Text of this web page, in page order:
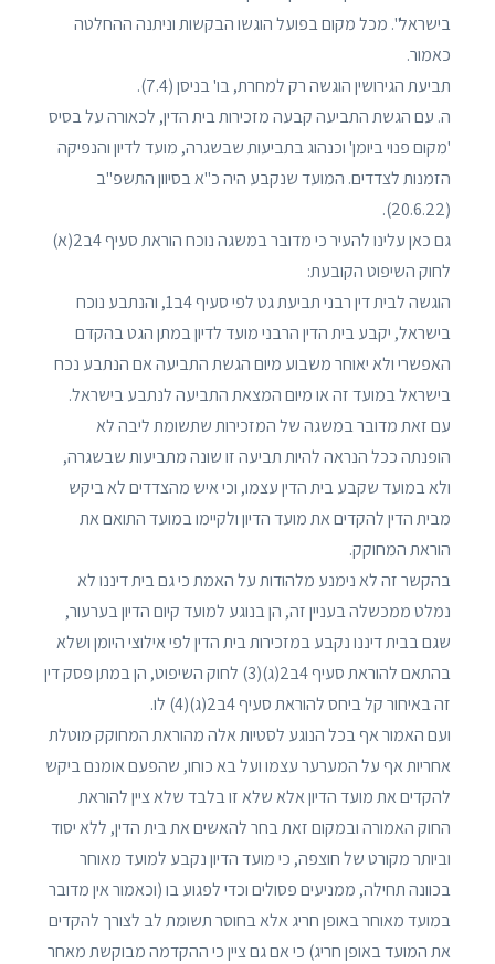
בישראל". מכל מקום בפועל הוגשו הבקשות וניתנה ההחלטה
כאמור.
תביעת הגירושין הוגשה רק למחרת, בו' בניסן (7.4).
ה. עם הגשת התביעה קבעה מזכירות בית הדין, לכאורה על בסיס
'מקום פנוי ביומן' וכנהוג בתביעות שבשגרה, מועד לדיון והנפיקה
הזמנות לצדדים. המועד שנקבע היה כ"א בסיוון התשפ"ב
(20.6.22).
גם כאן עלינו להעיר כי מדובר במשגה נוכח הוראת סעיף 4ב2(א)
לחוק השיפוט הקובעת:
הוגשה לבית דין רבני תביעת גט לפי סעיף 4ב1, והנתבע נוכח
בישראל, יקבע בית הדין הרבני מועד לדיון במתן הגט בהקדם
האפשרי ולא יאוחר משבוע מיום הגשת התביעה אם הנתבע נכח
בישראל במועד זה או מיום המצאת התביעה לנתבע בישראל.
עם זאת מדובר במשגה של המזכירות שתשומת ליבה לא
הופנתה ככל הנראה להיות תביעה זו שונה מתביעות שבשגרה,
ולא במועד שקבע בית הדין עצמו, וכי איש מהצדדים לא ביקש
מבית הדין להקדים את מועד הדיון ולקיימו במועד התואם את
הוראת המחוקק.
בהקשר זה לא נימנע מלהודות על האמת כי גם בית דיננו לא
נמלט ממכשלה בעניין זה, הן בנוגע למועד קיום הדיון בערעור,
שגם בבית דיננו נקבע במזכירות בית הדין לפי אילוצי היומן ושלא
בהתאם להוראת סעיף 4ב2(ג)(3) לחוק השיפוט, הן במתן פסק דין
זה באיחור קל ביחס להוראת סעיף 4ב2(ג)(4) לו.
ועם האמור אף בכל הנוגע לסטיות אלה מהוראת המחוקק מוטלת
אחריות אף על המערער עצמו ועל בא כוחו, שהפעם אומנם ביקש
להקדים את מועד הדיון אלא שלא זו בלבד שלא ציין להוראת
החוק האמורה ובמקום זאת בחר להאשים את בית הדין, ללא יסוד
וביותר מקורט של חוצפה, כי מועד הדיון נקבע למועד מאוחר
בכוונה תחילה, ממניעים פסולים וכדי לפגוע בו (וכאמור אין מדובר
במועד מאוחר באופן חריג אלא בחוסר תשומת לב לצורך להקדים
את המועד באופן חריג) כי אם גם ציין כי ההקדמה מבוקשת מאחר